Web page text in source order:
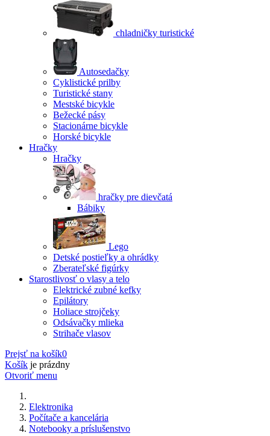
chladničky turistické
Autosedačky
Cyklistické prilby
Turistické stany
Mestské bicykle
Bežecké pásy
Stacionárne bicykle
Horské bicykle
Hračky
Hračky
hračky pre dievčatá
Bábiky
Lego
Detské postieľky a ohrádky
Zberateľské figúrky
Starostlivosť o vlasy a telo
Elektrické zubné kefky
Epilátory
Holiace strojčeky
Odsávačky mlieka
Strihače vlasov
Prejsť na košík0
Košík je prázdny
Otvoriť menu
Elektronika
Počítače a kancelária
Notebooky a príslušenstvo